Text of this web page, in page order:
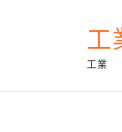
工
工業